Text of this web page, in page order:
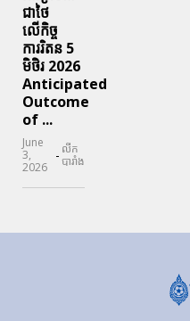
ជាថៃ
លើកិច្ច
ការរិតន 5
មិថិរ 2026
Anticipated
Outcome
of ...
June
3,
2026
- លីក
បារាំង